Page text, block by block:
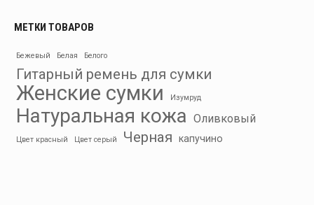
МЕТКИ ТОВАРОВ
Бежевый Белая Белого
Гитарный ремень для сумки
Женские сумки Изумруд
Натуральная кожа Оливковый
Цвет красный Цвет серый Черная капучино